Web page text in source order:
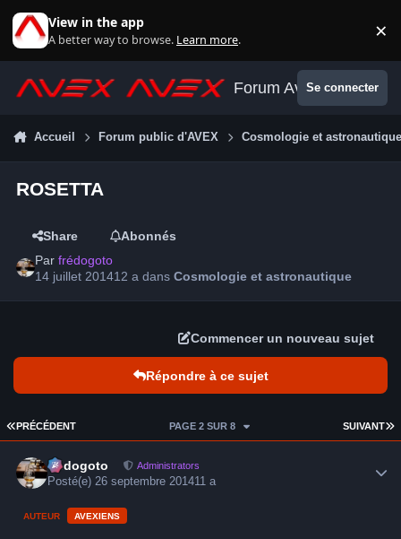
View in the app
A better way to browse. Learn more. ×
Forum AvexSe connecter
Accueil Forum public d'AVEX Cosmologie et
ROSETTA
Share
Abonnés
Parfrédogoto
14 juillet 201412 a dansCosmologie et astronautique
Commencer un nouveau sujet
Répondre à ce sujet
PREMIÈRE PAGE
PRÉCÉDENT SUIVANT
PAGE 2 SUR 8
frédogoto Administrators
Posté(e)26 septembre 201411 a
AUTEUR AVEXIENS